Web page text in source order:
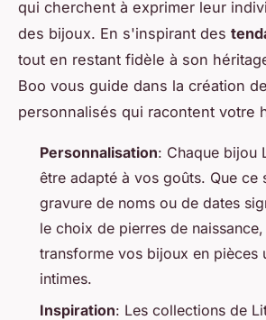
qui cherchent à exprimer leur
des bijoux. En s'inspirant des
tout en restant fidèle à son
Boo vous guide dans la création
personnalisés qui racontent votre
Personnalisation: Chaque bijou
être adapté à vos goûts. Que ce
gravure de noms ou de dates
le choix de pierres de
transforme vos bijoux en pièces
intimes.
Inspiration: Les collections de